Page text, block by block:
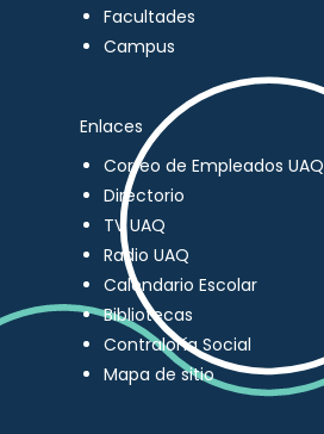
Facultades
Campus
Enlaces
Correo de Empleados UAQ
Directorio
TV UAQ
Radio UAQ
Calendario Escolar
Bibliotecas
Contraloría Social
Mapa de sitio